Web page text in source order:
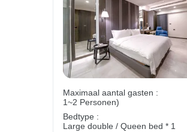
Maximaal aantal gasten :
1~2 Personen)
Bedtype :
Large double / Queen bed * 1